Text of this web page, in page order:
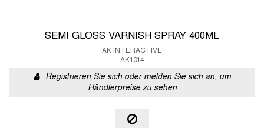
SEMI GLOSS VARNISH SPRAY 400ML
AK INTERACTIVE
AK1014
Registrieren Sie sich oder melden Sie sich an, um
Händlerpreise zu sehen